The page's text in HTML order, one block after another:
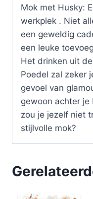
Mok met Husky:
werkplek . Niet
een geweldig
een leuke
Het drinken uit
Poedel zal zeker
gevoel van
gewoon achter je
zou je jezelf niet
stijlvolle mok?